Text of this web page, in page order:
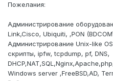
Пожелания:
Администрирование
Link,Cisco, Ubiquiti, ,PON
Администрирование Unix-like
скрипты, ipfw, tcpdump, pf, DNS,
Windows server ,FreeBSD,AD,